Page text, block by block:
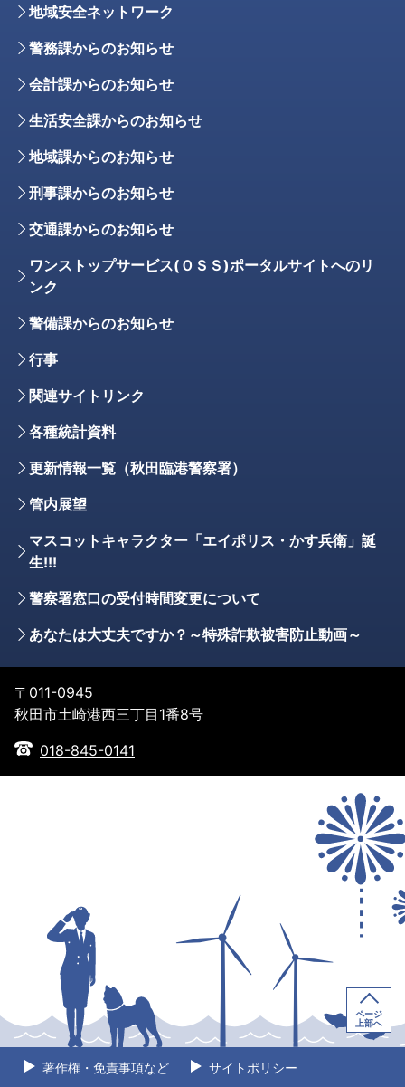
地域安全ネットワーク
警務課からのお知らせ
会計課からのお知らせ
生活安全課からのお知らせ
地域課からのお知らせ
刑事課からのお知らせ
交通課からのお知らせ
ワンストップサービス(ＯＳＳ)ポータルサイトへのリ
ンク
警備課からのお知らせ
行事
関連サイトリンク
各種統計資料
更新情報一覧（秋田臨港警察署）
管内展望
マスコットキャラクター「エイポリス・かす兵衛」誕
生!!!
警察署窓口の受付時間変更について
あなたは大丈夫ですか？～特殊詐欺被害防止動画～
〒011-0945
秋田市土崎港西三丁目1番8号
018-845-0141
著作権・免責事項など サイトポリシー
ページ
上部へ